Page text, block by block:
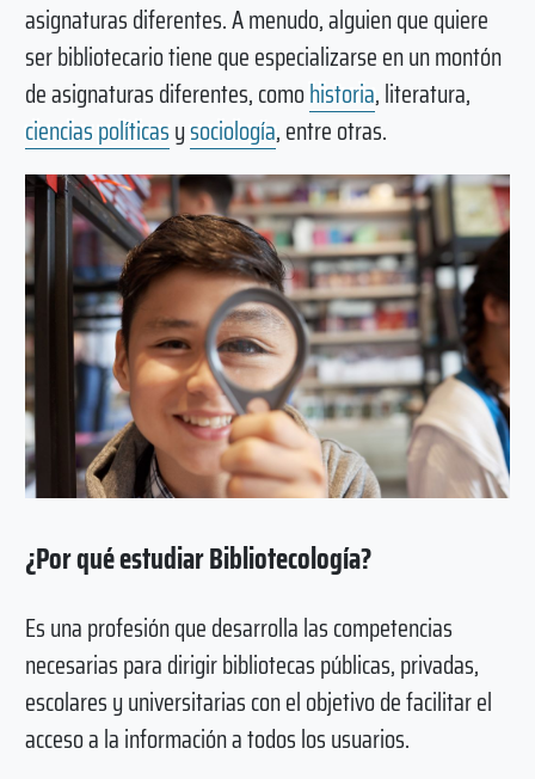
asignaturas diferentes. A menudo, alguien que quiere
ser bibliotecario tiene que especializarse en un montón
de asignaturas diferentes, comohistoria, literatura,
ciencias políticasysociología, entre otras.
¿Por qué estudiar Bibliotecología?
Es una profesión que desarrolla las competencias
necesarias para dirigir bibliotecas públicas, privadas,
escolares y universitarias con el objetivo de facilitar el
acceso a la información a todos los usuarios.